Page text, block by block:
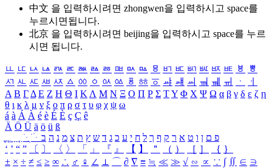
中文 을 입력하시려면 zhongwen을 입력하시고 space를
누르시면됩니다.
北京 을 입력하시려면 beijing을 입력하시고 space를 누르
시면 됩니다.
ㅥ ㅦ ㅧ ㅨ ㅩ ㅪ ㅫ ㅬ ㅭ ㅮ ㅯ ㅰ ㅱ ㅲ ㅳ ㅴ ㅵ ㅶ ㅷ ㅸ
ㅹ
ㅺ ㅻ ㅼ ㅽ ㅾ ㅿ ㆀ ㆁ ㆂ ㆃ ㆄ ㆅ ㆆ ㆇ ㆈ ㆉ ㆊ ㆋ ㆌ ㆍ
ㆎ
Α Β ΓΔ Ε Ζ Η Θ Ι ΚΛ Μ Ν Ξ Ο Π Ρ Σ ΤΥ Φ Χ Ψ Ω α β γ δ ε ζ η
θ ι κ λ μ ν ξ ο π ρ σ τ υ φ χ ψ ω
á à Á À é è É È ç Ç ê
Ä Ö Ü ä ö ü ß
ִֶֹ ֻּ ׁׂ פ ם ן ו ט א ר ק ף ך ל ח י ע כ ג ד ש ץ ת צ מ נ ה ב
‘ ’ “ ” 〔 〕 〈 〉 「 」 『 』 【 】 ＂ （ ） ［ ］ ｛ ｝
± × ÷ ≠ ≤ ≥ ∞ ∴ ♂ ♀ ∠ ⊥ ⌒ ∂ ∇ ≡ ≒ ≪ ≫ √ ∽ ∝ ∵ ∫ ∬ ∈ ∋